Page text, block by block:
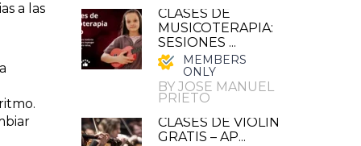
a las
CLASES DE
MUSICOTERAPIA:
SESIONES ...
MEMBERS
ONLY
BY JOSE MANUEL
PRIETO
CLASES DE VIOLIN
GRATIS – AP...